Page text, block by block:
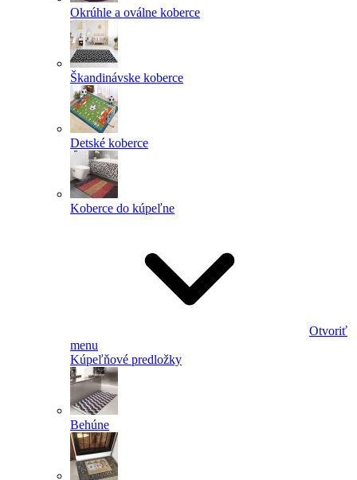
Okrúhle a oválne koberce
Škandinávske koberce
Detské koberce
Koberce do kúpeľne
Otvoriť
menu
Kúpeľňové predložky
Behúne